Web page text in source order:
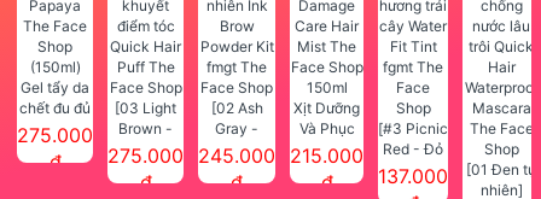
Gel tẩy da
chết đu đủ
SMART
PEELING
275.000
đ
[03 Light
Brown -
Nâu Sáng]
Phấn che
275.000
đ
[02 Ash
Gray -
Khói] Bột
kẻ chân
245.000
đ
Xịt Dưỡng
Và Phục
Hồi Tóc
Essential
215.000
đ
[#3 Picnic
Red - Đỏ
cam] Son
137.000
[01 Đen tự
nhiên]